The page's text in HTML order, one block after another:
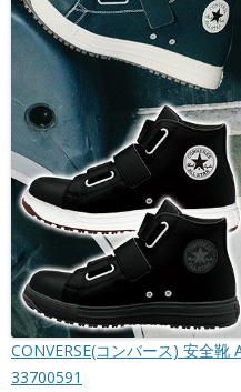
CONVERSE(コンバース) 安全靴
33700591